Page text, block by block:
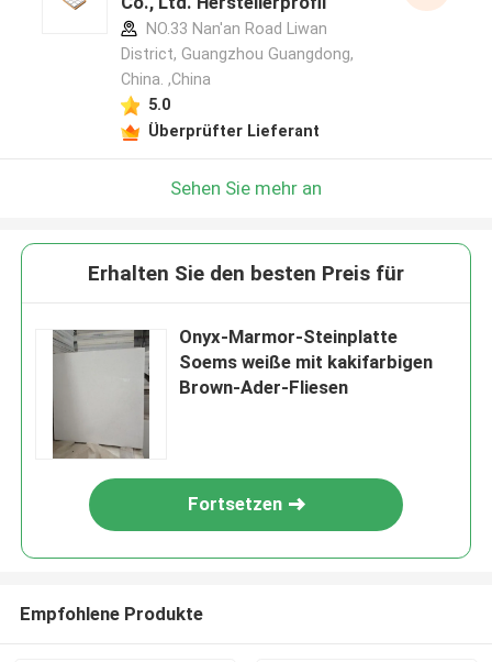
NO.33 Nan'an Road Liwan
District, Guangzhou Guangdong,
China. ,China
5.0
Überprüfter Lieferant
Sehen Sie mehr an
Erhalten Sie den besten Preis für
Onyx-Marmor-Steinplatte
Soems weiße mit kakifarbigen
Brown-Ader-Fliesen
Fortsetzen
Empfohlene Produkte